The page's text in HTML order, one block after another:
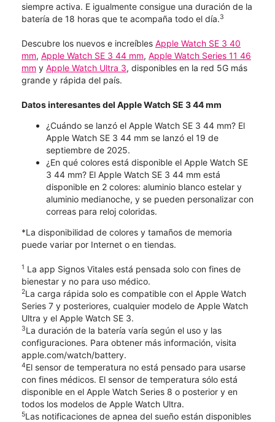
siempre activa. E igualmente consigue una duración de la
batería de 18 horas que te acompaña todo el día.3
Descubre los nuevos e increíbles Apple Watch SE 3 40
mm, Apple Watch SE 3 44 mm, Apple Watch Series 11 46
mm y Apple Watch Ultra 3, disponibles en la red 5G más
grande y rápida del país.
Datos interesantes del Apple Watch SE 3 44 mm
¿Cuándo se lanzó el Apple Watch SE 3 44 mm? El
Apple Watch SE 3 44 mm se lanzó el 19 de
septiembre de 2025.
¿En qué colores está disponible el Apple Watch SE
3 44 mm? El Apple Watch SE 3 44 mm está
disponible en 2 colores: aluminio blanco estelar y
aluminio medianoche, y se pueden personalizar con
correas para reloj coloridas.
*La disponibilidad de colores y tamaños de memoria
puede variar por Internet o en tiendas.
1 La app Signos Vitales está pensada solo con fines de
bienestar y no para uso médico.
2La carga rápida solo es compatible con el Apple Watch
Series 7 y posteriores, cualquier modelo de Apple Watch
Ultra y el Apple Watch SE 3.
3La duración de la batería varía según el uso y las
configuraciones. Para obtener más información, visita
apple.com/watch/battery.
4El sensor de temperatura no está pensado para usarse
con fines médicos. El sensor de temperatura sólo está
disponible en el Apple Watch Series 8 o posterior y en
todos los modelos de Apple Watch Ultra.
5Las notificaciones de apnea del sueño están disponibles